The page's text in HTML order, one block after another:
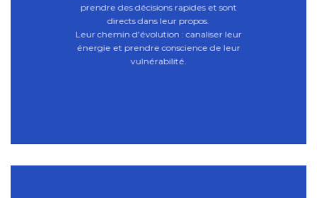
prendre des décisions rapides et sont
directs dans leur propos.
Leur chemin d’évolution : canaliser leur
énergie et prendre conscience de leur
vulnérabilité.